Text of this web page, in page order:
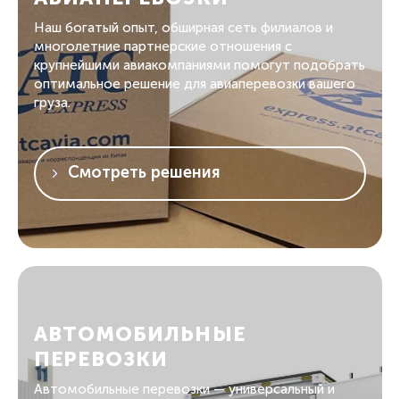
Наш богатый опыт, обширная сеть филиалов и
многолетние партнерские отношения с
крупнейшими авиакомпаниями помогут подобрать
оптимальное решение для авиаперевозки вашего
груза.
Смотреть решения
АВТОМОБИЛЬНЫЕ
ПЕРЕВОЗКИ
Автомобильные перевозки — универсальный и